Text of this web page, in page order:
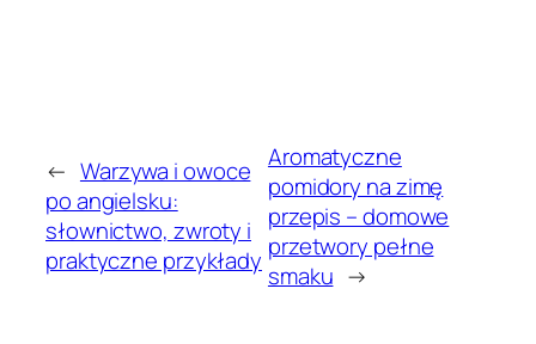
← Warzywa i owoce
po angielsku:
słownictwo, zwroty i
praktyczne przykłady
Aromatyczne
pomidory na zimę
przepis – domowe
przetwory pełne
smaku →